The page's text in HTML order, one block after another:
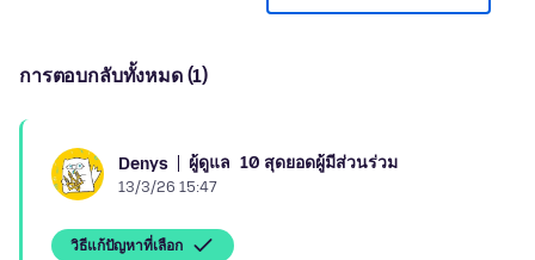
การตอบกลับทั้งหมด (1)
Denys ผู้ดูแล 10 สุดยอดผู้มีส่วนร่วม
13/3/26 15:47
วิธีแก้ปัญหาที่เลือก